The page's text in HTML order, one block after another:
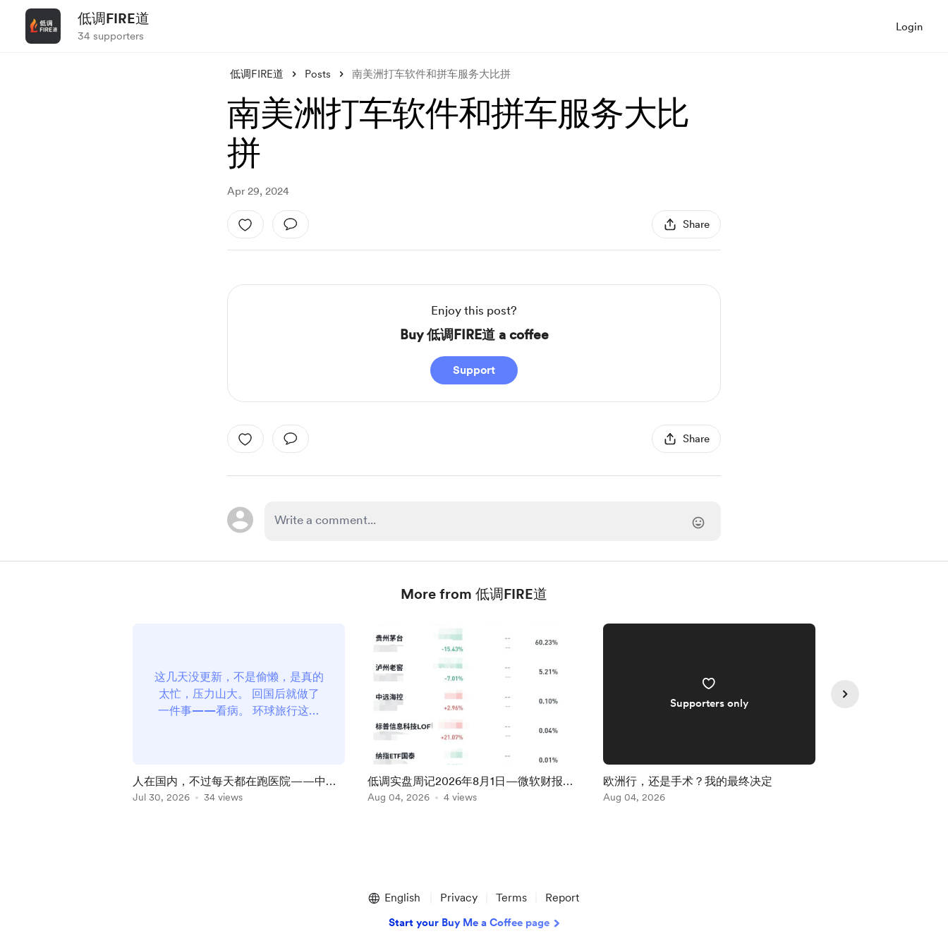
低调FIRE道
34 supporters
Login
低调FIRE道 Posts 南美洲打车软件和拼车服务大比拼
南美洲打车软件和拼车服务大比
拼
Apr 29, 2024
Share
Enjoy this post?
Buy 低调FIRE道 a coffee
Support
Share
More from 低调FIRE道
这几天没更新，不是偷懒，是真的
太忙，压力山大。 回国后就做了
一件事——看病。 环球旅行这么
年新冠疫情期间墨尔本封城时，每
天关在家里刷手机，右手中指反复
人在国内，不过每天都在跑医院——中澳
医疗的真实体验对比，顺便请大家帮我出
Jul 30, 2026 34 views
低调实盘周记2026年8月1日—微软财报超
预期, AI硬件股大跌
Aug 04, 2026 4 views
Supporters only
欧洲行，还是手术？我的最终决定
Aug 04, 2026
English Privacy Terms Report
Start your Buy Me a Coffee page